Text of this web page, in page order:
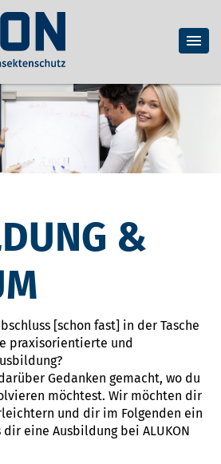
&
[schon fast] in der Tasche
praxisorientierte und
Gedanken gemacht, wo du
möchtest. Wir möchten dir
und dir im Folgenden ein
eine Ausbildung bei ALUKON